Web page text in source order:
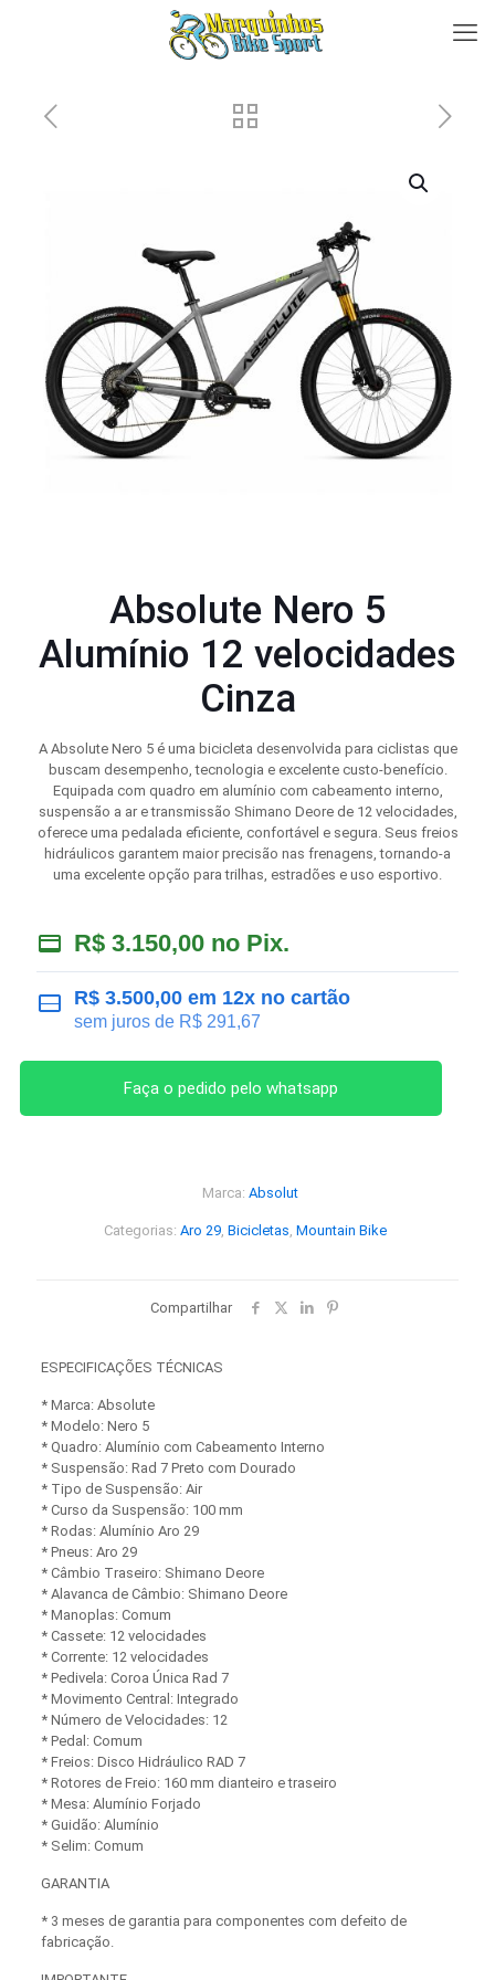
Absolute Nero 5
Alumínio 12 velocidades
Cinza
A Absolute Nero 5 é uma bicicleta desenvolvida para ciclistas que
buscam desempenho, tecnologia e excelente custo-benefício.
Equipada com quadro em alumínio com cabeamento interno,
suspensão a ar e transmissão Shimano Deore de 12 velocidades,
oferece uma pedalada eficiente, confortável e segura. Seus freios
hidráulicos garantem maior precisão nas frenagens, tornando-a
uma excelente opção para trilhas, estradões e uso esportivo.
R$ 3.150,00 no Pix.
R$ 3.500,00 em 12x no cartão
sem juros de R$ 291,67
Faça o pedido pelo whatsapp
Categorias: Aro 29, Bicicletas, Mountain Bike
Marca: Absolut
Compartilhar
ESPECIFICAÇÕES TÉCNICAS
* Marca: Absolute
* Modelo: Nero 5
* Quadro: Alumínio com Cabeamento Interno
* Suspensão: Rad 7 Preto com Dourado
* Tipo de Suspensão: Air
* Curso da Suspensão: 100 mm
* Rodas: Alumínio Aro 29
* Pneus: Aro 29
* Câmbio Traseiro: Shimano Deore
* Alavanca de Câmbio: Shimano Deore
* Manoplas: Comum
* Cassete: 12 velocidades
* Corrente: 12 velocidades
* Pedivela: Coroa Única Rad 7
* Movimento Central: Integrado
* Número de Velocidades: 12
* Pedal: Comum
* Freios: Disco Hidráulico RAD 7
* Rotores de Freio: 160 mm dianteiro e traseiro
* Mesa: Alumínio Forjado
* Guidão: Alumínio
* Selim: Comum
GARANTIA
* 3 meses de garantia para componentes com defeito de
fabricação.